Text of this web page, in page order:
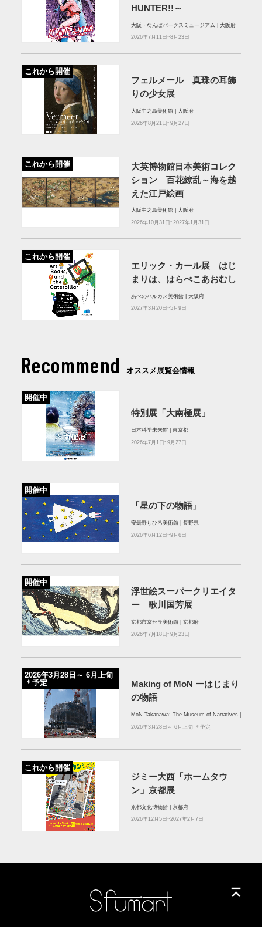
HUNTER!!～
大阪・なんばパークスミュージアム | 大阪府
2026年7月11日~8月23日
これから開催
フェルメール 真珠の耳飾
りの少女展
大阪中之島美術館 | 大阪府
2026年8月21日~9月27日
これから開催
大英博物館日本美術コレク
ション 百花繚乱～海を越
えた江戸絵画
大阪中之島美術館 | 大阪府
2026年10月31日~2027年1月31日
これから開催
エリック・カール展 はじ
まりは、はらぺこあおむし
あべのハルカス美術館 | 大阪府
2027年3月20日~5月9日
Recommend オススメ展覧会情報
開催中
特別展「大南極展」
日本科学未来館 | 東京都
2026年7月1日~9月27日
開催中
「星の下の物語」
安曇野ちひろ美術館 | 長野県
2026年6月12日~9月6日
開催中
浮世絵スーパークリエイタ
ー 歌川国芳展
京都市京セラ美術館 | 京都府
2026年7月18日~9月23日
2026年3月28日～ 6月上旬
＊予定
Making of MoN ーはじまり
の物語
MoN Takanawa: The Museum of Narratives |
2026年3月28日～ 6月上旬 ＊予定
これから開催
ジミー大西「ホームタウ
ン」京都展
京都文化博物館 | 京都府
2026年12月5日~2027年2月7日